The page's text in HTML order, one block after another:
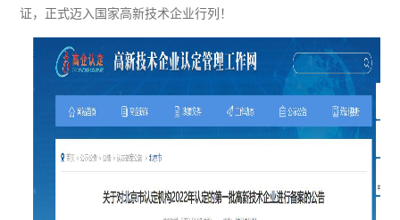
证，正式迈入国家高新技术企业行列！